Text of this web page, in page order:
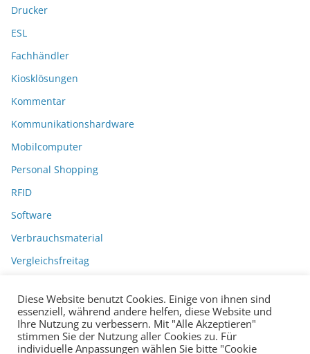
Drucker
ESL
Fachhändler
Kiosklösungen
Kommentar
Kommunikationshardware
Mobilcomputer
Personal Shopping
RFID
Software
Verbrauchsmaterial
Vergleichsfreitag
Diese Website benutzt Cookies. Einige von ihnen sind
essenziell, während andere helfen, diese Website und
Ihre Nutzung zu verbessern. Mit "Alle Akzeptieren"
stimmen Sie der Nutzung aller Cookies zu. Für
individuelle Anpassungen wählen Sie bitte "Cookie